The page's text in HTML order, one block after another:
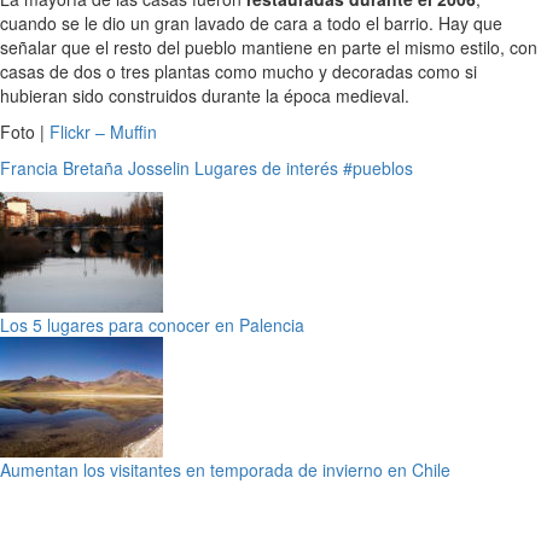
cuando se le dio un gran lavado de cara a todo el barrio. Hay que
señalar que el resto del pueblo mantiene en parte el mismo estilo, con
casas de dos o tres plantas como mucho y decoradas como si
hubieran sido construidos durante la época medieval.
Foto | Flickr – Muffin
Francia Bretaña Josselin Lugares de interés #pueblos
Los 5 lugares para conocer en Palencia
Aumentan los visitantes en temporada de invierno en Chile